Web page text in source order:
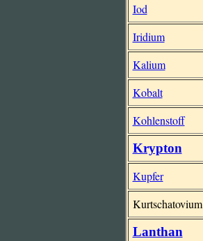
Iod
Iridium
Kalium
Kobalt
Kohlenstoff
Krypton
Kupfer
Kurtschatovium
Lanthan